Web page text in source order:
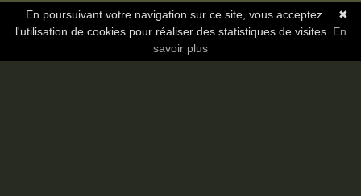
Nos partenaires
Faites-nous connaitre
Nous contacter
✖
En poursuivant votre navigation sur ce site, vous acceptez
l'utilisation de cookies pour réaliser des statistiques de visites. En
savoir plus